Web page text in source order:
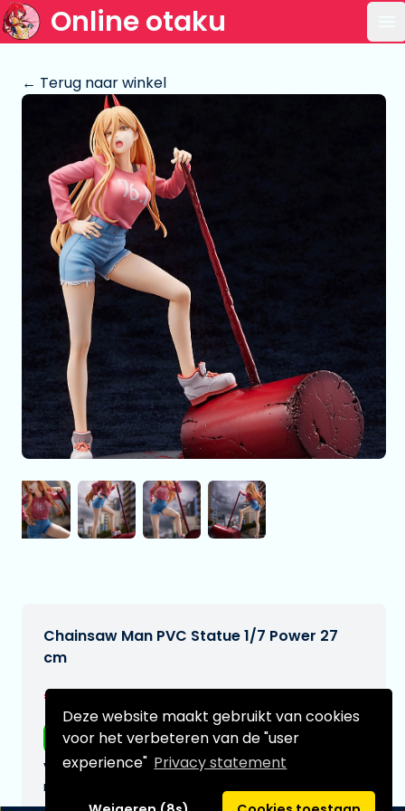
Deze website maakt gebruikt van cookies
voor het verbeteren van de "user
experience" Privacy statement
Online otaku
← Terug naar winkel
Chainsaw Man PVC Statue 1/7 Power 27
cm
€384,99
Gratis verzending
Verwachtte leverdatum:
n.v.t.